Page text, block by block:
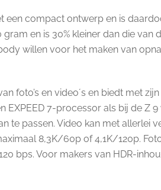
een compact ontwerp en is
en is 30% kleiner dan die van
willen voor het maken van
foto’s en video´s en biedt met
EXPEED 7-processor als bij de
te passen. Video kan met
8,3K/60p of 4,1K/120p.
bps. Voor makers van HDR-